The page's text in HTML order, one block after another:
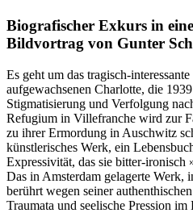
Biografischer Exkurs in
Bildvortrag von Gunter
Es geht um das tragisch-
aufgewachsenen Charlotte, die
Stigmatisierung und Verfolgung
Refugium in Villefranche wird zur
zu ihrer Ermordung in Auschwitz
künstlerisches Werk, ein
Expressivität, das sie bitter-ironisch
Das in Amsterdam gelagerte Werk,
berührt wegen seiner
Traumata und seelische Pression